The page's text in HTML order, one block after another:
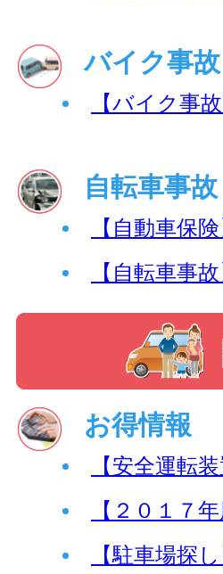
バイク事故
【バイク事
自転車事故
【自動車保
【自転車事
お得情報
【安全運転
【２０１７
【駐車場探